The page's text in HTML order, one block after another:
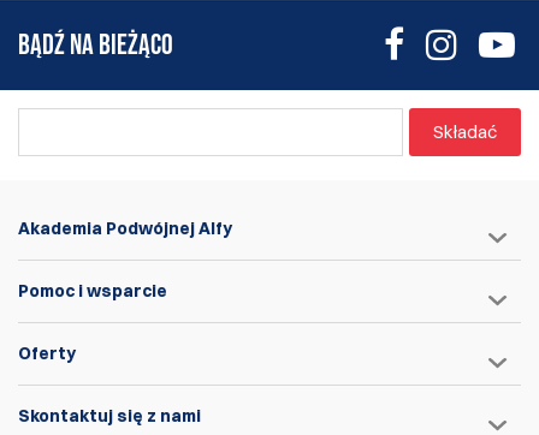
BĄDŹ NA BIEŻĄCO
Składać
Akademia Podwójnej Alfy
Pomoc i wsparcie
Oferty
Skontaktuj się z nami